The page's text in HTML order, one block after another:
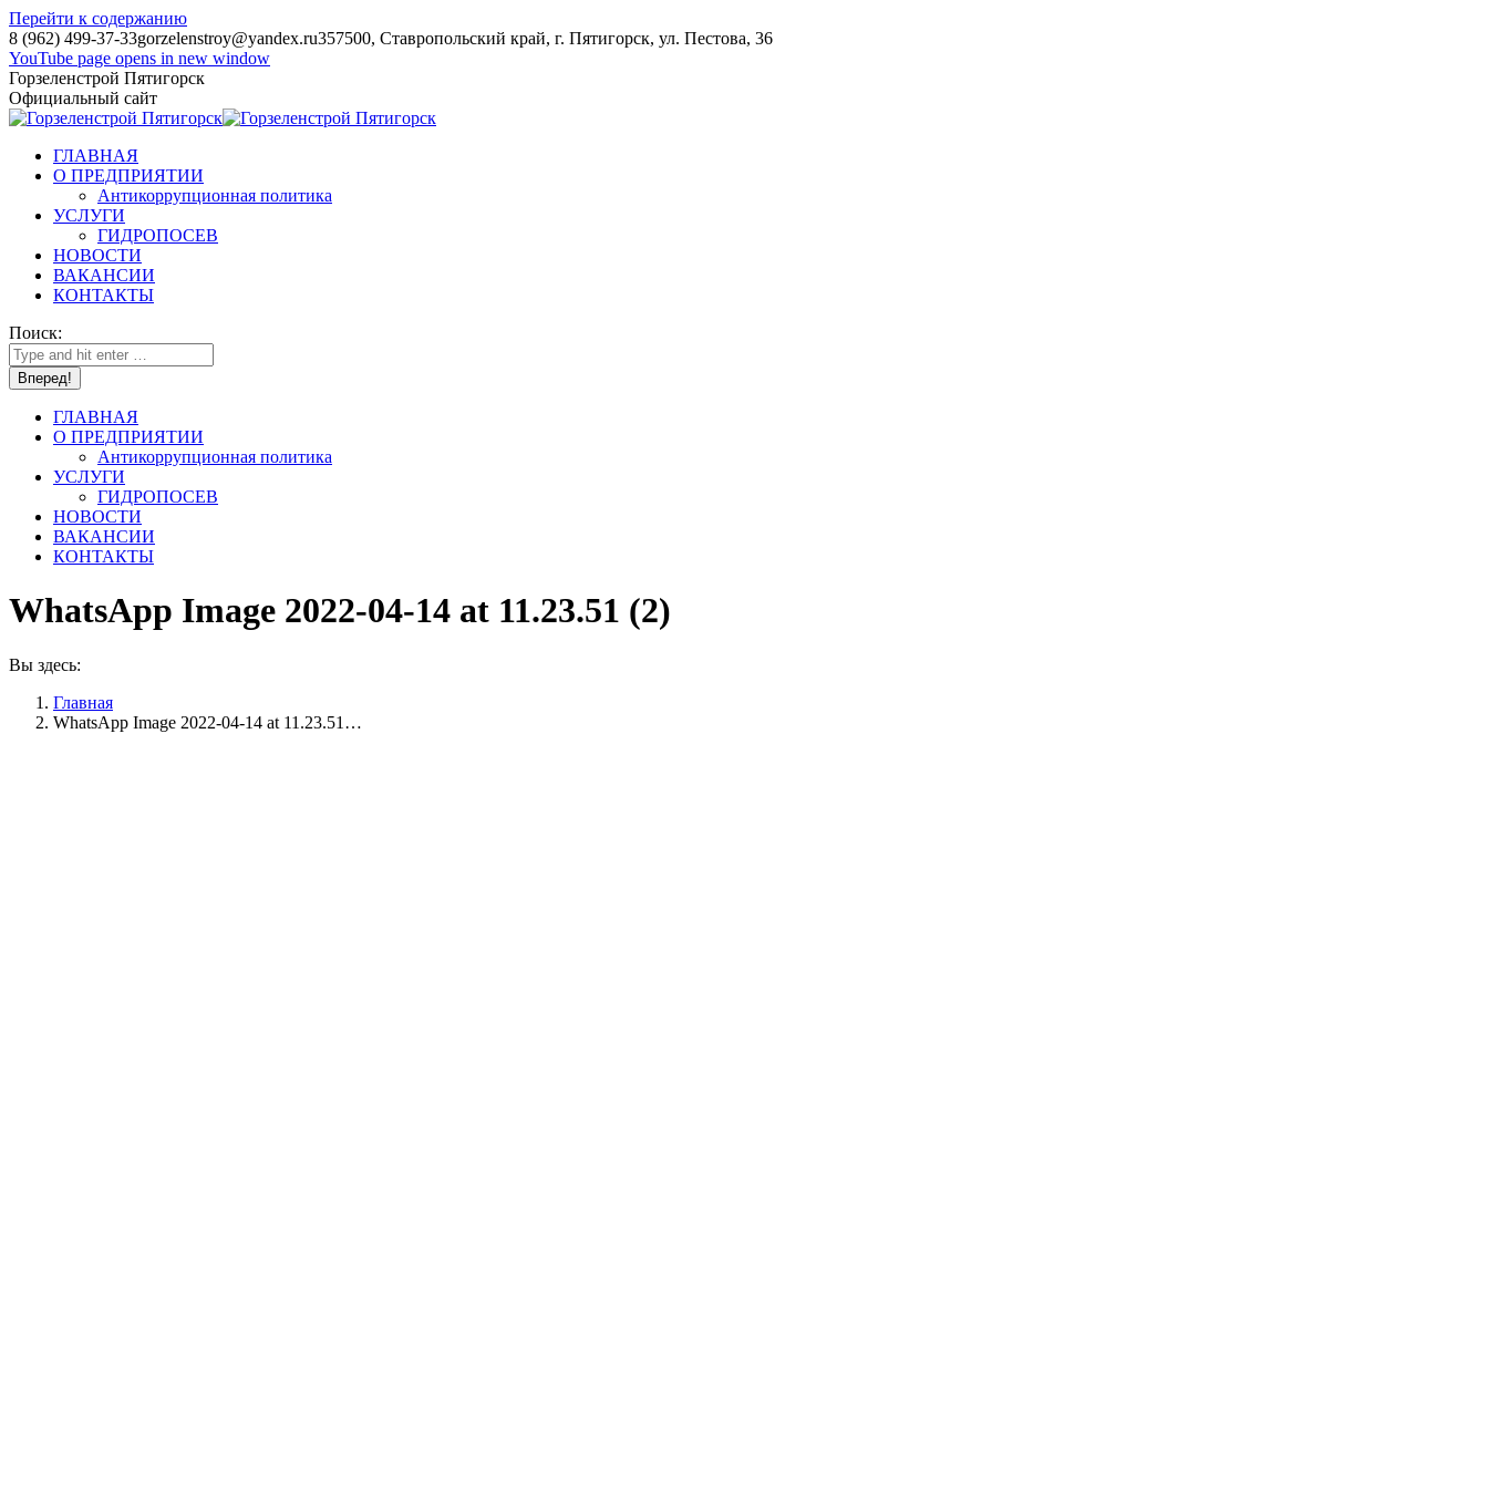
Перейти к содержанию
8 (962) 499-37-33gorzelenstroy@yandex.ru357500, Ставропольский край, г. Пятигорск, ул. Пестова, 36
YouTube page opens in new window
Горзеленстрой Пятигорск
Официальный сайт
ГЛАВНАЯ
О ПРЕДПРИЯТИИ
Антикоррупционная политика
УСЛУГИ
ГИДРОПОСЕВ
НОВОСТИ
ВАКАНСИИ
КОНТАКТЫ
Поиск:
ГЛАВНАЯ
О ПРЕДПРИЯТИИ
Антикоррупционная политика
УСЛУГИ
ГИДРОПОСЕВ
НОВОСТИ
ВАКАНСИИ
КОНТАКТЫ
WhatsApp Image 2022-04-14 at 11.23.51 (2)
Вы здесь:
Главная
WhatsApp Image 2022-04-14 at 11.23.51…